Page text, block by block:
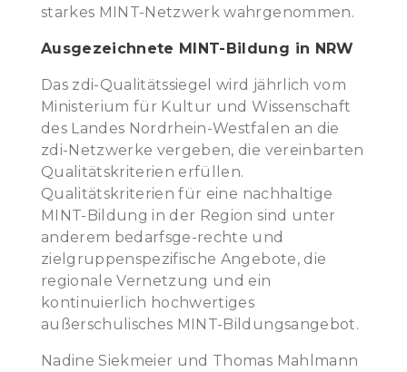
starkes MINT-Netzwerk wahrgenommen.
Ausgezeichnete MINT-Bildung in NRW
Das zdi-Qualitätssiegel wird jährlich vom
Ministerium für Kultur und Wissenschaft
des Landes Nordrhein-Westfalen an die
zdi-Netzwerke vergeben, die vereinbarten
Qualitätskriterien erfüllen.
Qualitätskriterien für eine nachhaltige
MINT-Bildung in der Region sind unter
anderem bedarfsge-rechte und
zielgruppenspezifische Angebote, die
regionale Vernetzung und ein
kontinuierlich hochwertiges
außerschulisches MINT-Bildungsangebot.
Nadine Siekmeier und Thomas Mahlmann